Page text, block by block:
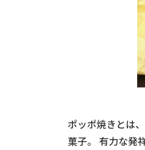
ポッポ焼きとは
菓子。 有力な発